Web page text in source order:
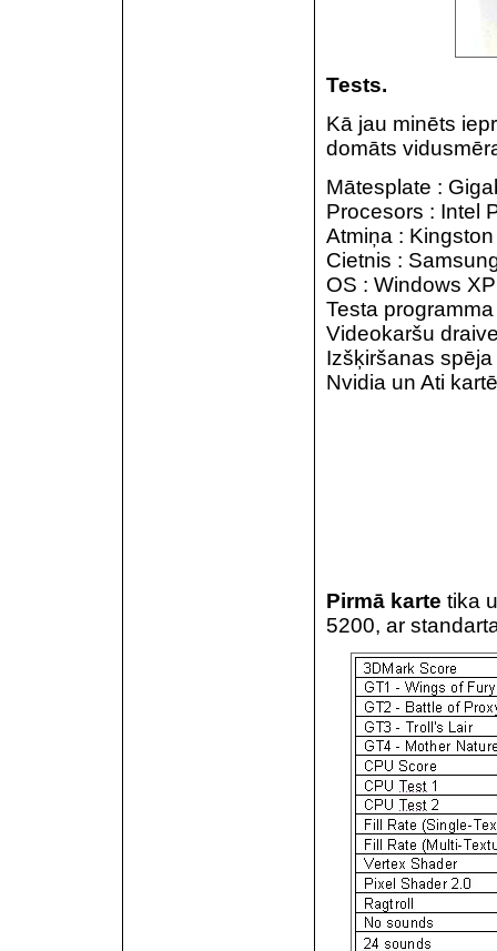
Tests.
Kā jau minēts
domāts
Mātesplate :
Procesors : Intel
Atmiņa :
Cietnis :
OS : Windows
Testa
Videokaršu
Izšķiršanas
Nvidia un Ati
Pirmā karte tika
5200, ar